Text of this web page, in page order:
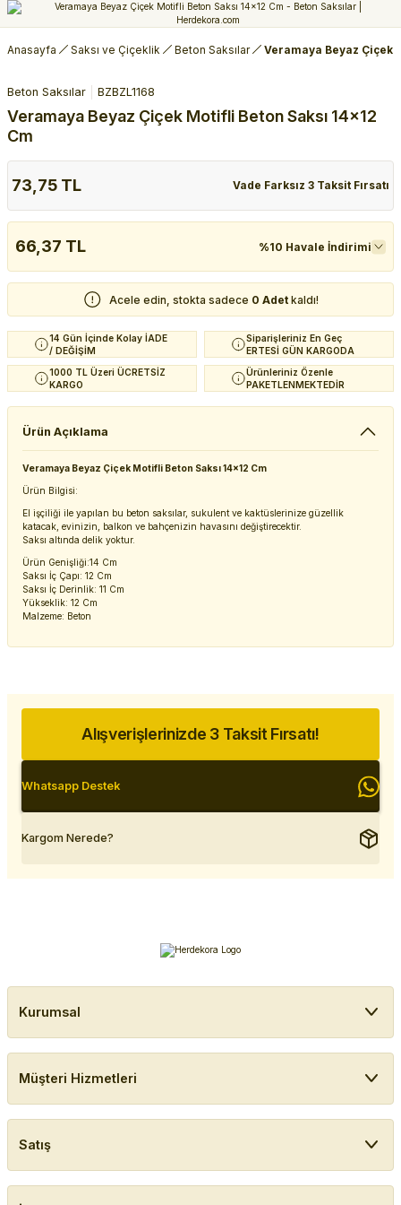
Anasayfa Saksı ve Çiçeklik Beton Saksılar Veramaya Beyaz Çiçek
Beton Saksılar BZBZL1168
Veramaya Beyaz Çiçek Motifli Beton Saksı 14x12
Cm
73,75 TL Vade Farksız 3 Taksit Fırsatı
66,37 TL %10 Havale İndirimi
Acele edin, stokta sadece 0 Adet kaldı!
14 Gün İçinde Kolay İADE
/ DEĞİŞİM
Siparişleriniz En Geç
ERTESİ GÜN KARGODA
1000 TL Üzeri ÜCRETSİZ
KARGO
Ürünleriniz Özenle
PAKETLENMEKTEDİR
Ürün Açıklama
Veramaya Beyaz Çiçek Motifli Beton Saksı 14x12 Cm
Ürün Bilgisi:
El işçiliği ile yapılan bu beton saksılar, sukulent ve kaktüslerinize güzellik
katacak, evinizin, balkon ve bahçenizin havasını değiştirecektir.
Saksı altında delik yoktur.
Ürün Genişliği:14 Cm
Saksı İç Çapı: 12 Cm
Saksı İç Derinlik: 11 Cm
Yükseklik: 12 Cm
Malzeme: Beton
Alışverişlerinizde 3 Taksit Fırsatı!
Whatsapp Destek
Kargom Nerede?
Kurumsal
Müşteri Hizmetleri
Satış